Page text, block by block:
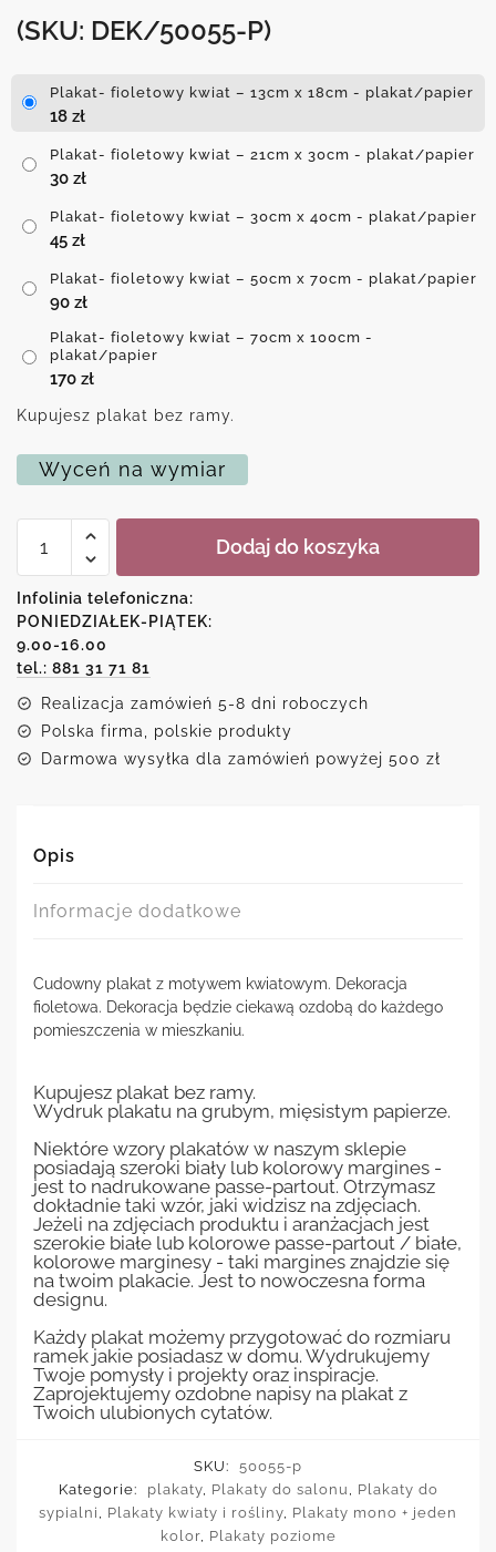
(SKU: DEK/50055-P)
Plakat- fioletowy kwiat – 13cm x 18cm - plakat/papier
18 zł
Plakat- fioletowy kwiat – 21cm x 30cm - plakat/papier
30 zł
Plakat- fioletowy kwiat – 30cm x 40cm - plakat/papier
45 zł
Plakat- fioletowy kwiat – 50cm x 70cm - plakat/papier
90 zł
Plakat- fioletowy kwiat – 70cm x 100cm -
plakat/papier
170 zł
Kupujesz plakat bez ramy.
Wyceń na wymiar
Plakat-
fioletowy
Dodaj do koszyka
Infolinia telefoniczna:
PONIEDZIAŁEK-PIĄTEK:
9.00-16.00
tel.: 881 31 71 81
Realizacja zamówień 5-8 dni roboczych
Polska firma, polskie produkty
Darmowa wysyłka dla zamówień powyżej 500 zł
Opis
Informacje dodatkowe
Cudowny plakat z motywem kwiatowym. Dekoracja
fioletowa. Dekoracja będzie ciekawą ozdobą do każdego
pomieszczenia w mieszkaniu.
Kupujesz plakat bez ramy.
Wydruk plakatu na grubym, mięsistym papierze.
Niektóre wzory plakatów w naszym sklepie
posiadają szeroki biały lub kolorowy margines -
jest to nadrukowane passe-partout. Otrzymasz
dokładnie taki wzór, jaki widzisz na zdjęciach.
Jeżeli na zdjęciach produktu i aranżacjach jest
szerokie białe lub kolorowe passe-partout / białe,
kolorowe marginesy - taki margines znajdzie się
na twoim plakacie. Jest to nowoczesna forma
designu.
Każdy plakat możemy przygotować do rozmiaru
ramek jakie posiadasz w domu. Wydrukujemy
Twoje pomysły i projekty oraz inspiracje.
Zaprojektujemy ozdobne napisy na plakat z
Twoich ulubionych cytatów.
SKU:
50055-p
Kategorie:
plakaty, Plakaty do salonu , Plakaty do
sypialni , Plakaty kwiaty i rośliny, Plakaty mono + jeden
kolor, Plakaty poziome